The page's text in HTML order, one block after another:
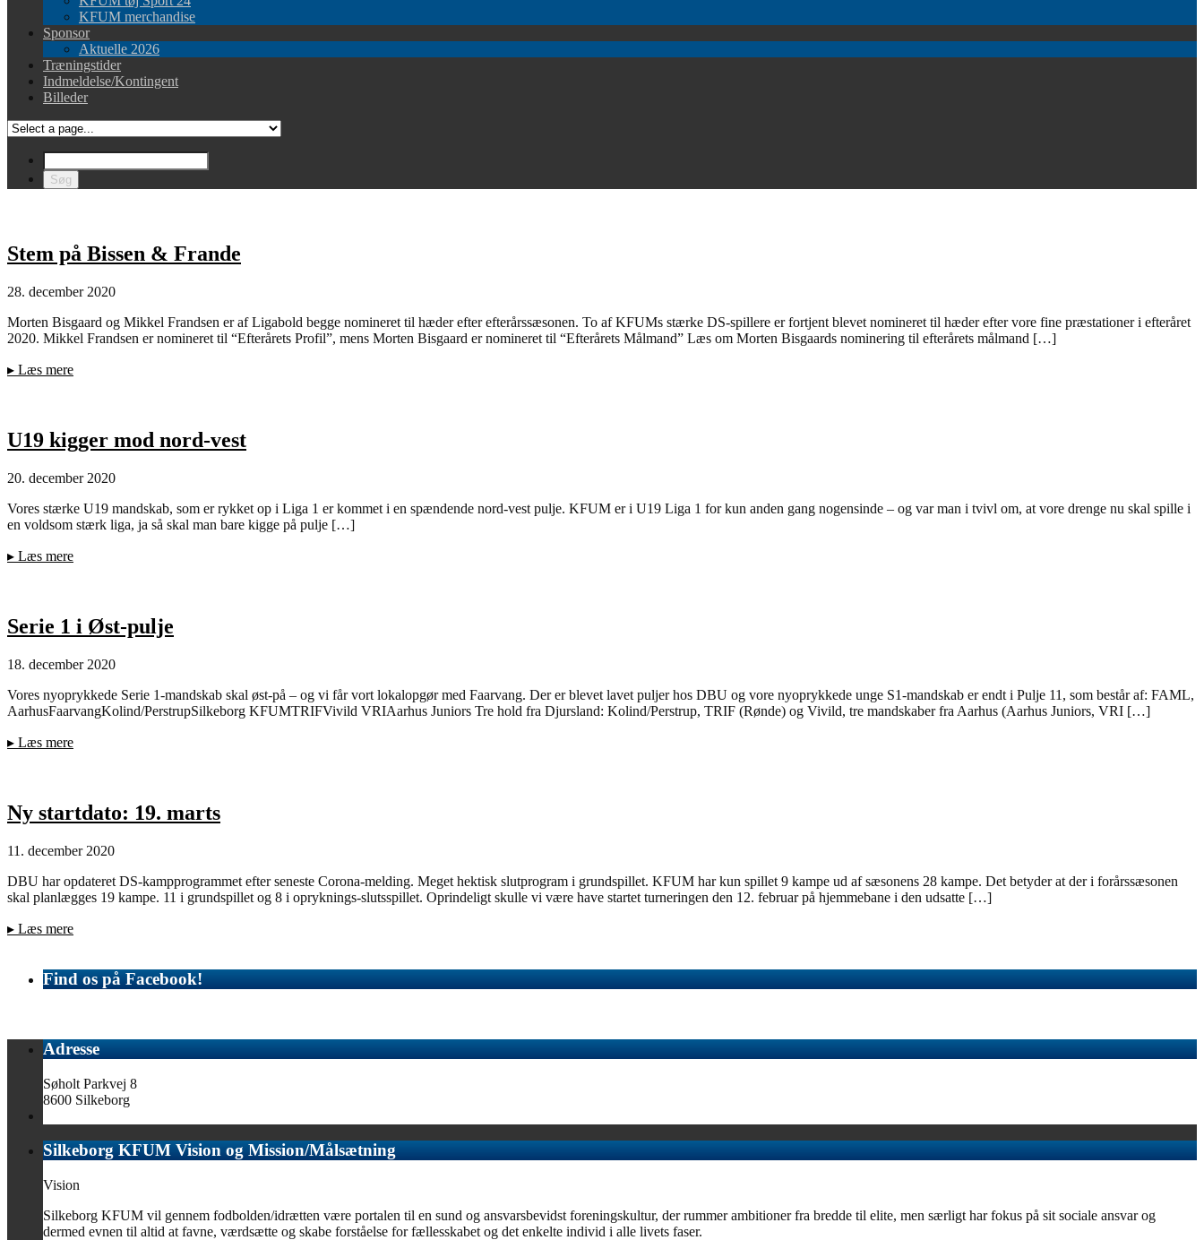
KFUM merchandise
Sponsor
Aktuelle 2026
Træningstider
Indmeldelse/Kontingent
Billeder
Stem på Bissen & Frande
28. december 2020
Morten Bisgaard og Mikkel Frandsen er af Ligabold begge nomineret til hæder efter efterårssæsonen. To af KFUMs stærke DS-spillere er fortjent blevet nomineret til hæder efter vore fine præstationer i efteråret
2020. Mikkel Frandsen er nomineret til “Efterårets Profil”, mens Morten Bisgaard er nomineret til “Efterårets Målmand” Læs om Morten Bisgaards nominering til efterårets målmand […]
▸ Læs mere
U19 kigger mod nord-vest
20. december 2020
Vores stærke U19 mandskab, som er rykket op i Liga 1 er kommet i en spændende nord-vest pulje. KFUM er i U19 Liga 1 for kun anden gang nogensinde – og var man i tvivl om, at vore drenge nu skal spille i
en voldsom stærk liga, ja så skal man bare kigge på pulje […]
▸ Læs mere
Serie 1 i Øst-pulje
18. december 2020
Vores nyoprykkede Serie 1-mandskab skal øst-på – og vi får vort lokalopgør med Faarvang. Der er blevet lavet puljer hos DBU og vore nyoprykkede unge S1-mandskab er endt i Pulje 11, som består af: FAML,
AarhusFaarvangKolind/PerstrupSilkeborg KFUMTRIFVivild VRIAarhus Juniors Tre hold fra Djursland: Kolind/Perstrup, TRIF (Rønde) og Vivild, tre mandskaber fra Aarhus (Aarhus Juniors, VRI […]
▸ Læs mere
Ny startdato: 19. marts
11. december 2020
DBU har opdateret DS-kampprogrammet efter seneste Corona-melding. Meget hektisk slutprogram i grundspillet. KFUM har kun spillet 9 kampe ud af sæsonens 28 kampe. Det betyder at der i forårssæsonen
skal planlægges 19 kampe. 11 i grundspillet og 8 i opryknings-slutsspillet. Oprindeligt skulle vi være have startet turneringen den 12. februar på hjemmebane i den udsatte […]
▸ Læs mere
Find os på Facebook!
Adresse
Søholt Parkvej 8
8600 Silkeborg
Silkeborg KFUM Vision og Mission/Målsætning
Vision
Silkeborg KFUM vil gennem fodbolden/idrætten være portalen til en sund og ansvarsbevidst foreningskultur, der rummer ambitioner fra bredde til elite, men særligt har fokus på sit sociale ansvar og
dermed evnen til altid at favne, værdsætte og skabe forståelse for fællesskabet og det enkelte individ i alle livets faser.